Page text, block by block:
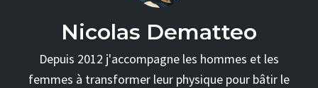
Nicolas Dematteo
Depuis 2012 j'accompagne les hommes et les
femmes à transformer leur physique pour bâtir le